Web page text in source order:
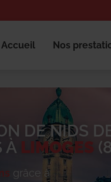
Accueil Nos
DE NIDS
À LIMOGES
grâce à